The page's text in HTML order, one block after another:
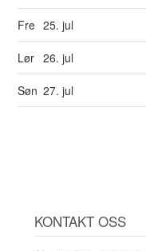
Fre 25. jul
Lør 26. jul
Søn 27. jul
KONTAKT OSS